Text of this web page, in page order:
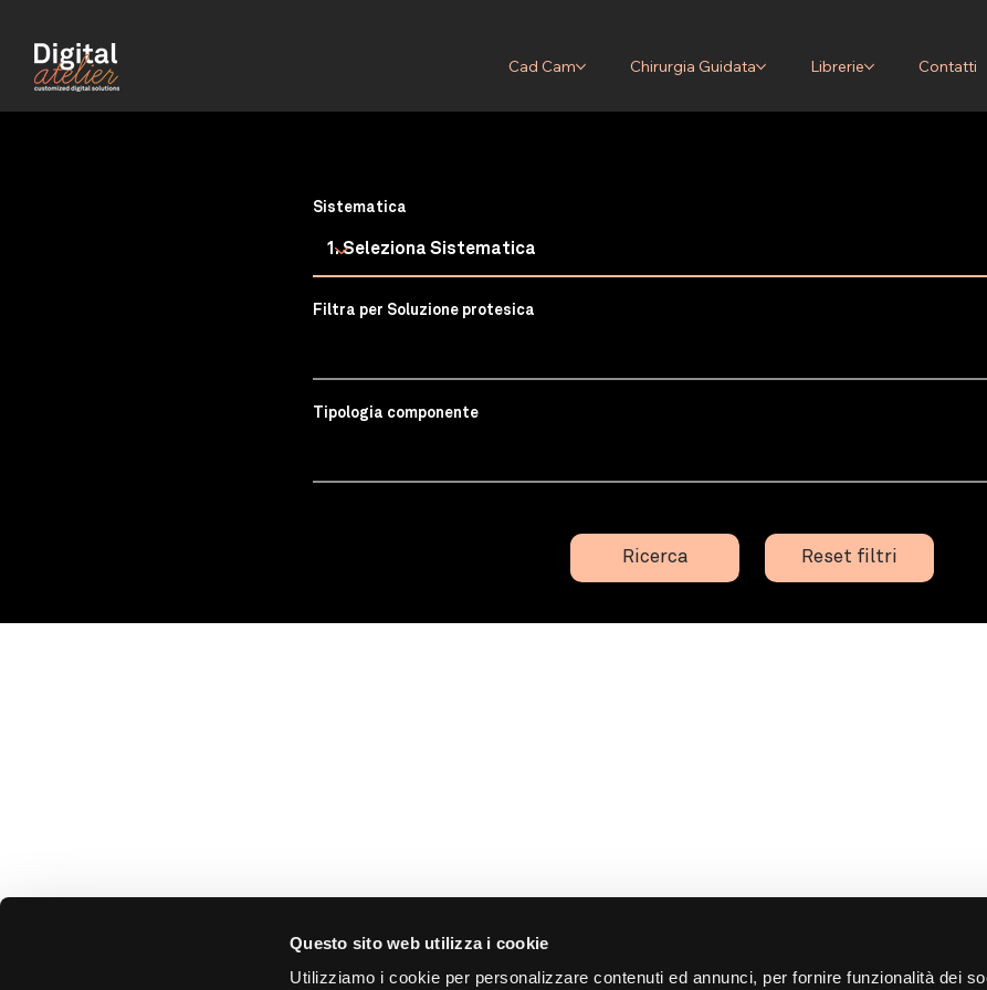
Questo sito web utilizza i cookie
Utilizziamo i cookie per personalizzare contenuti ed annunci, per fornire funzionalità dei
Cad Cam Chirurgia Guidata Librerie Contatti
SCARICA LA LIBRERIA
STAI CERCANDO:
Sistematica
Filtra per Soluzione protesica
Tipologia componente
Ricerca Reset filtri